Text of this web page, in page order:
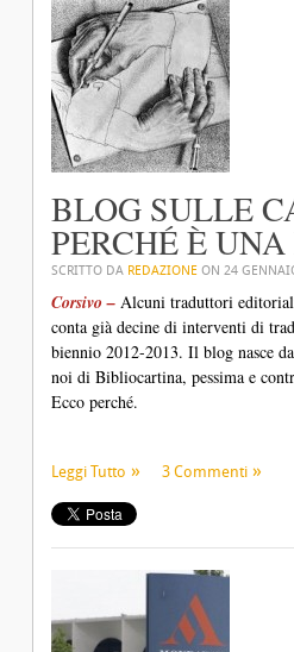
BLOG SULLE
PERCHÉ È
SCRITTO DA REDAZIONE ON 24
Corsivo – Alcuni traduttori
conta già decine di interventi di
biennio 2012-2013. Il blog nasce
noi di Bibliocartina, pessima e
Ecco perché.
Leggi Tutto 3 Commenti